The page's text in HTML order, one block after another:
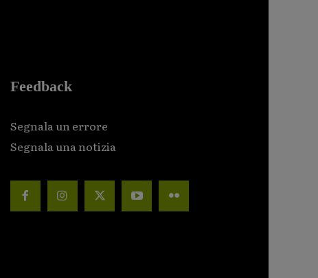
Feedback
Segnala un errore
Segnala una notizia